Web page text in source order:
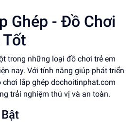
Ghép - Đồ Chơi
Tốt
trong những loại đồ chơi trẻ em
nay. Với tính năng giúp phát triển
lắp ghép dochoitinphat.com
trải nghiệm thú vị và an toàn.